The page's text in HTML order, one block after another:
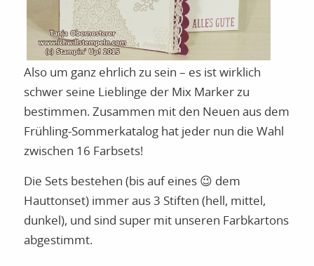
Also um ganz ehrlich zu sein – es ist wirklich
schwer seine Lieblinge der Mix Marker zu
bestimmen. Zusammen mit den Neuen aus dem
Frühling-Sommerkatalog hat jeder nun die Wahl
zwischen 16 Farbsets!
Die Sets bestehen (bis auf eines 😉 dem
Hauttonset) immer aus 3 Stiften (hell, mittel,
dunkel), und sind super mit unseren Farbkartons
abgestimmt.